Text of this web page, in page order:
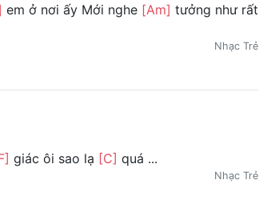
em ở nơi ấy Mới nghe [Am] tưởng như rất
Nhạc Trẻ
giác ôi sao lạ [C] quá ...
Nhạc Trẻ